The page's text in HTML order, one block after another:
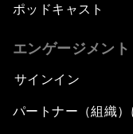
ポッドキャスト
エンゲージメント
サインイン
パートナー（組織）